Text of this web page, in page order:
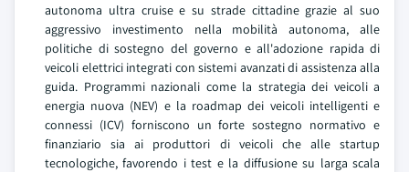
autonoma ultra cruise e su strade cittadine grazie al suo
aggressivo investimento nella mobilità autonoma, alle
politiche di sostegno del governo e all'adozione rapida di
veicoli elettrici integrati con sistemi avanzati di assistenza alla
guida. Programmi nazionali come la strategia dei veicoli a
energia nuova (NEV) e la roadmap dei veicoli intelligenti e
connessi (ICV) forniscono un forte sostegno normativo e
finanziario sia ai produttori di veicoli che alle startup
tecnologiche, favorendo i test e la diffusione su larga scala